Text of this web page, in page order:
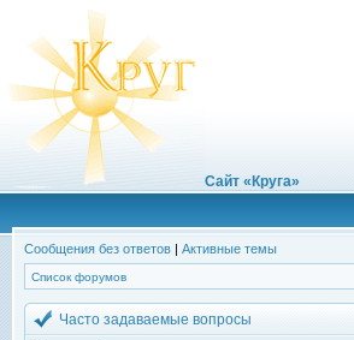
Сайт «Круга»
Сообщения без ответов | Активные темы
Список форумов
Часто задаваемые вопросы